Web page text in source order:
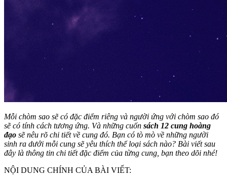
Mỗi chòm sao sẽ có đặc điểm riêng và người ứng với chòm sao đó
sẽ có tính cách tương ứng. Và những cuốn sách 12 cung hoàng
đạo sẽ nêu rõ chi tiết về cung đó. Bạn có tò mò về những người
sinh ra dưới mỗi cung sẽ yêu thích thể loại sách nào? Bài viết sau
đây là thông tin chi tiết đặc điểm của từng cung, bạn theo dõi nhé!
NỘI DUNG CHÍNH CỦA BÀI VIẾT: